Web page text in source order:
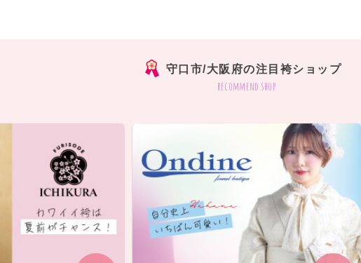
守口市/大阪府の注目袴ショップ
recommend shop